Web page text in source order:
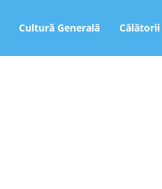
Cultură Generală Călătorii